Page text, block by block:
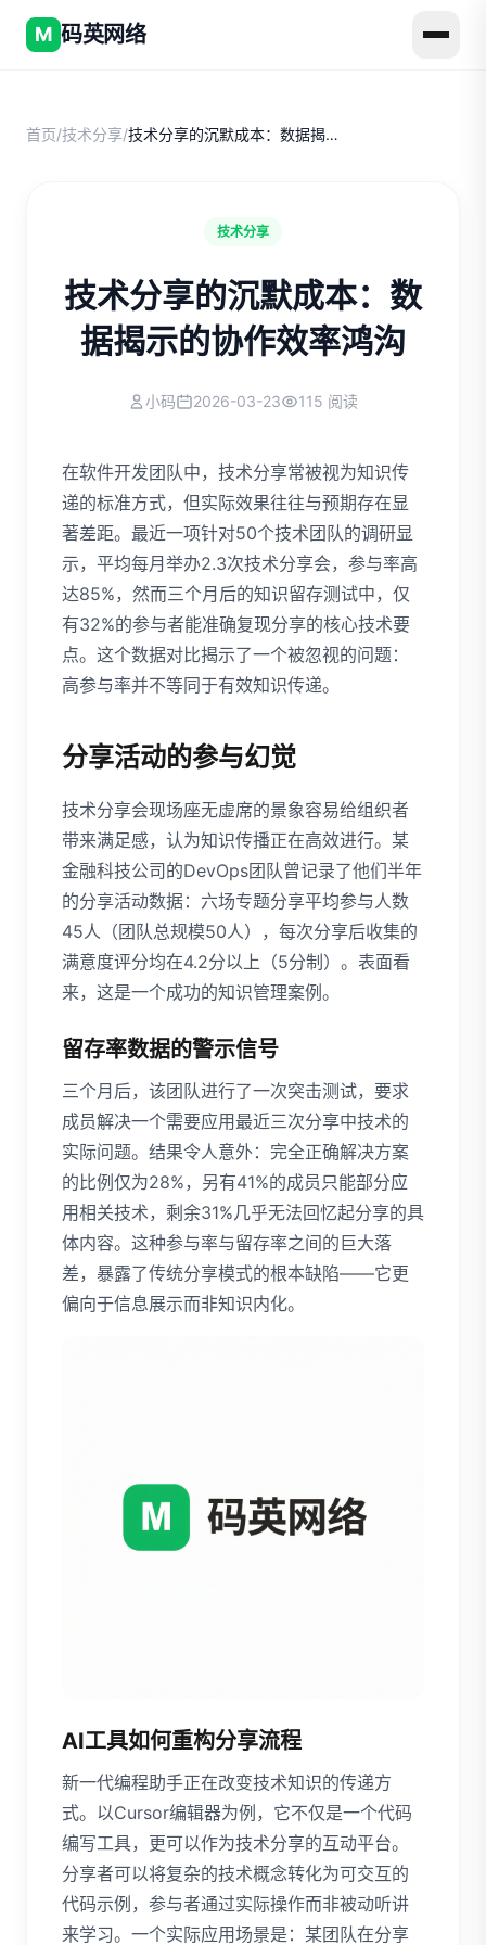
M 码英网络
首页/技术分享/ 技术分享的沉默成本：数据揭示的协作效率鸿沟
技术分享
技术分享的沉默成本：数
据揭示的协作效率鸿沟
小码 2026-03-23 115 阅读
在软件开发团队中，技术分享常被视为知识传
递的标准方式，但实际效果往往与预期存在显
著差距。最近一项针对50个技术团队的调研显
示，平均每月举办2.3次技术分享会，参与率高
达85%，然而三个月后的知识留存测试中，仅
有32%的参与者能准确复现分享的核心技术要
点。这个数据对比揭示了一个被忽视的问题：
高参与率并不等同于有效知识传递。
分享活动的参与幻觉
技术分享会现场座无虚席的景象容易给组织者
带来满足感，认为知识传播正在高效进行。某
金融科技公司的DevOps团队曾记录了他们半年
的分享活动数据：六场专题分享平均参与人数
45人（团队总规模50人），每次分享后收集的
满意度评分均在4.2分以上（5分制）。表面看
来，这是一个成功的知识管理案例。
留存率数据的警示信号
三个月后，该团队进行了一次突击测试，要求
成员解决一个需要应用最近三次分享中技术的
实际问题。结果令人意外：完全正确解决方案
的比例仅为28%，另有41%的成员只能部分应
用相关技术，剩余31%几乎无法回忆起分享的具
体内容。这种参与率与留存率之间的巨大落
差，暴露了传统分享模式的根本缺陷——它更
偏向于信息展示而非知识内化。
AI工具如何重构分享流程
新一代编程助手正在改变技术知识的传递方
式。以Cursor编辑器为例，它不仅是一个代码
编写工具，更可以作为技术分享的互动平台。
分享者可以将复杂的技术概念转化为可交互的
代码示例，参与者通过实际操作而非被动听讲
来学习。一个实际应用场景是：某团队在分享